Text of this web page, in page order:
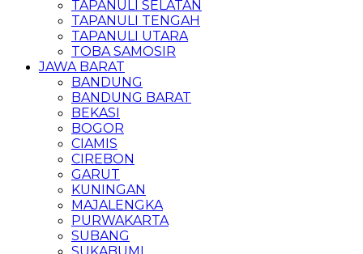
TAPANULI SELATAN
TAPANULI TENGAH
TAPANULI UTARA
TOBA SAMOSIR
JAWA BARAT
BANDUNG
BANDUNG BARAT
BEKASI
BOGOR
CIAMIS
CIREBON
GARUT
KUNINGAN
MAJALENGKA
PURWAKARTA
SUBANG